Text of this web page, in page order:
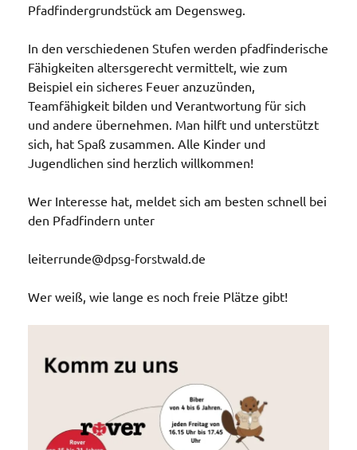
Pfadfindergrundstück am Degensweg.
In den verschiedenen Stufen werden pfadfinderische
Fähigkeiten altersgerecht vermittelt, wie zum
Beispiel ein sicheres Feuer anzuzünden,
Teamfähigkeit bilden und Verantwortung für sich
und andere übernehmen. Man hilft und unterstützt
sich, hat Spaß zusammen. Alle Kinder und
Jugendlichen sind herzlich willkommen!
Wer Interesse hat, meldet sich am besten schnell bei
den Pfadfindern unter
leiterrunde@dpsg-forstwald.de
Wer weiß, wie lange es noch freie Plätze gibt!